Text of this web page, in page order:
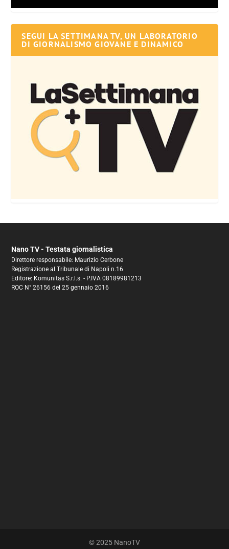
SEGUI LA SETTIMANA TV, UN LABORATORIO
DI GIORNALISMO GIOVANE E DINAMICO
Nano TV - Testata giornalistica
Direttore responsabile: Maurizio Cerbone
Registrazione al Tribunale di Napoli n.16
Editore: Komunitas S.r.l.s. - P.IVA 08189981213
ROC N° 26156 del 25 gennaio 2016
© 2025 NanoTV